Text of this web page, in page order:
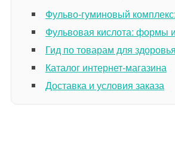
Фульво-гуминовый
Фульвовая кислота: формы
Гид по товарам для здоровья
Каталог интернет-магазина
Доставка и условия заказа